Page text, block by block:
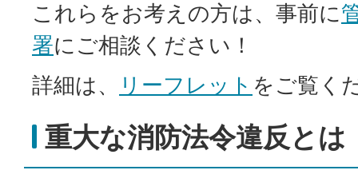
これらをお考えの方は、事前に
署にご相談ください！
詳細は、
リーフレット をご覧く
重大な消防法令違反とは